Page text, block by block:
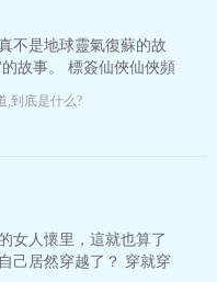
不是地球靈氣復蘇的故
故事。 標簽仙俠仙俠頻
五飛翔鳥
,到底是什么?
女人懷里，這就也算了
己居然穿越了？ 穿就穿